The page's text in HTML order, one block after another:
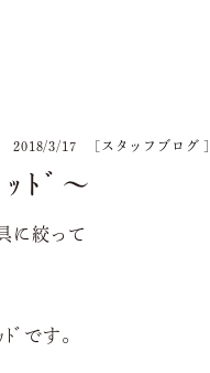
2018/3/17 [ スタッフブログ ]
ﾄﾞ～
に絞って
ﾞです。